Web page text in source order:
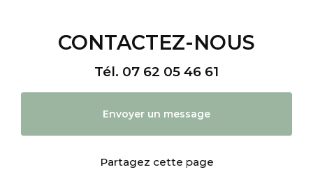
CONTACTEZ-NOUS
Tél. 07 62 05 46 61
Envoyer un message
Partagez cette page